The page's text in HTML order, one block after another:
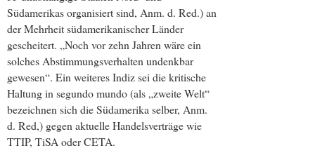
Südamerikas organisiert sind, Anm. d. Red.) an
der Mehrheit südamerikanischer Länder
gescheitert. „Noch vor zehn Jahren wäre ein
solches Abstimmungsverhalten undenkbar
gewesen“. Ein weiteres Indiz sei die kritische
Haltung in segundo mundo (als „zweite Welt“
bezeichnen sich die Südamerika selber, Anm.
d. Red,) gegen aktuelle Handelsverträge wie
TTIP, TiSA oder CETA.